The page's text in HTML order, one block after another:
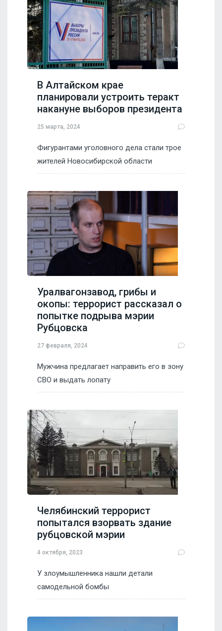
В Алтайском крае
планировали устроить теракт
накануне выборов президента
25 марта, 2024
Фигурантами уголовного дела стали трое
жителей Новосибирской области
Уралвагонзавод, грибы и
окопы: террорист рассказал о
попытке подрыва мэрии
Рубцовска
27 февраля, 2024
Мужчина предлагает направить его в зону
СВО и выдать лопату
Челябинский террорист
попытался взорвать здание
рубцовской мэрии
4 октября, 2023
У злоумышленника нашли детали
самодельной бомбы